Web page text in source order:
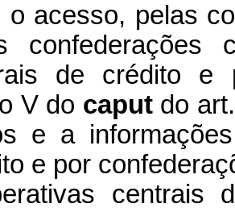
o acesso, pelas
confederações
de crédito e
V do caputdo art.
e a
e por
centrais